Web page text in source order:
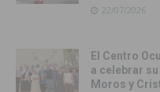
22/07/2026
El Centro
a celebrar
Moros y